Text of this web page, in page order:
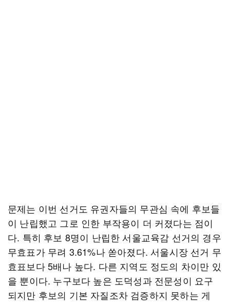
문제는 이번 선거도 유권자들의 무관심 속에 후보들
이 난립했고 그로 인한 부작용이 더 커졌다는 점이
다. 특히 후보 8명이 난립한 서울교육감 선거의 경우
무효표가 무려 3.61%나 쏟아졌다. 서울시장 선거 무
효표보다 5배나 높다. 다른 지역도 정도의 차이만 있
을 뿐이다. 누구보다 높은 도덕성과 전문성이 요구
되지만 후보의 기본 자질조차 검증하지 못하는 게